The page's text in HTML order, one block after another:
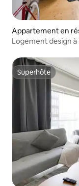
Appartement en
Logement design
Superhôte
Superhôte